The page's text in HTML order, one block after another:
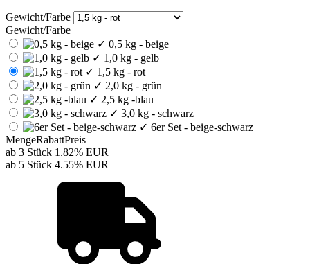
Gewicht/Farbe
Gewicht/Farbe
✓ 0,5 kg - beige
✓ 1,0 kg - gelb
✓ 1,5 kg - rot
✓ 2,0 kg - grün
✓ 2,5 kg -blau
✓ 3,0 kg - schwarz
✓ 6er Set - beige-schwarz
MengeRabattPreis
ab 3 Stück 1.82% EUR
ab 5 Stück 4.55% EUR